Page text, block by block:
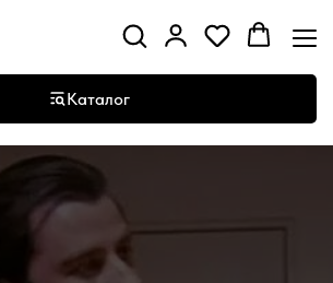
Каталог